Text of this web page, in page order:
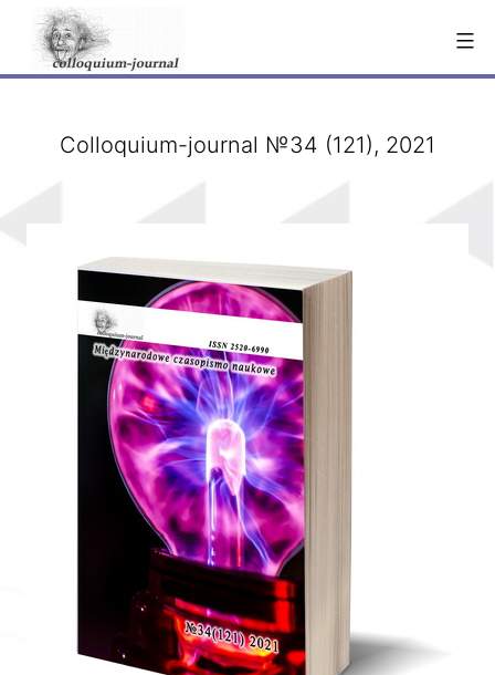
Перейти
содержимому
Сolloquium-journal №34 (121), 2021